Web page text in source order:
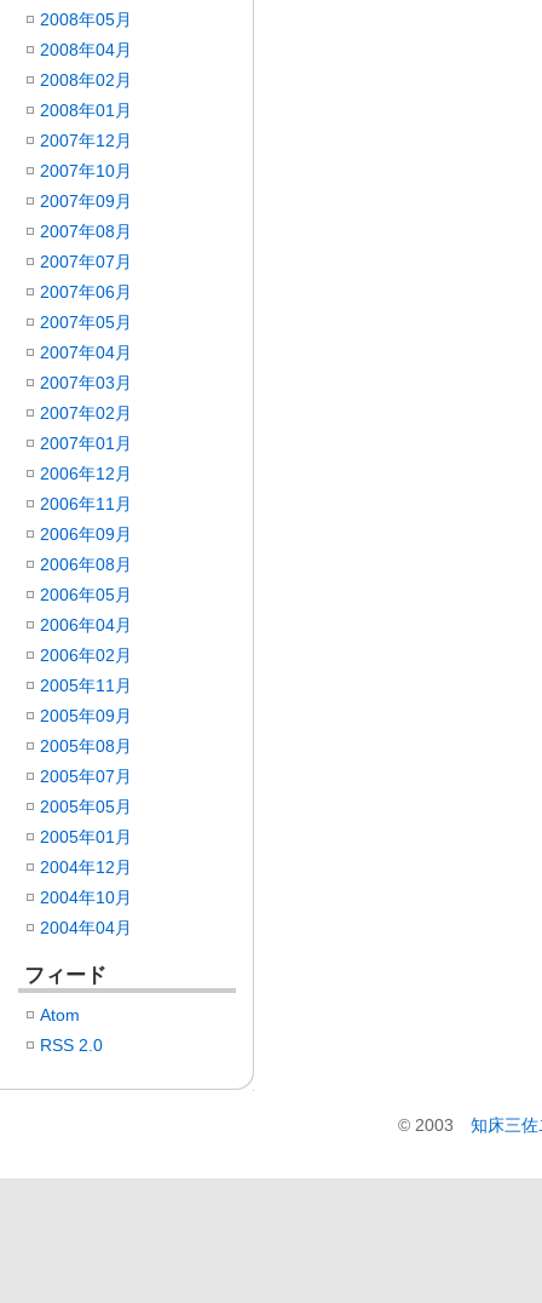
2008年05月
2008年04月
2008年02月
2008年01月
2007年12月
2007年10月
2007年09月
2007年08月
2007年07月
2007年06月
2007年05月
2007年04月
2007年03月
2007年02月
2007年01月
2006年12月
2006年11月
2006年09月
2006年08月
2006年05月
2006年04月
2006年02月
2005年11月
2005年09月
2005年08月
2005年07月
2005年05月
2005年01月
2004年12月
2004年10月
2004年04月
フィード
Atom
RSS 2.0
© 2003 知床三